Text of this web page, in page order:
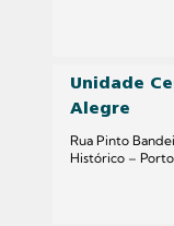
Unidade
Alegre
Rua Pinto
Histórico –